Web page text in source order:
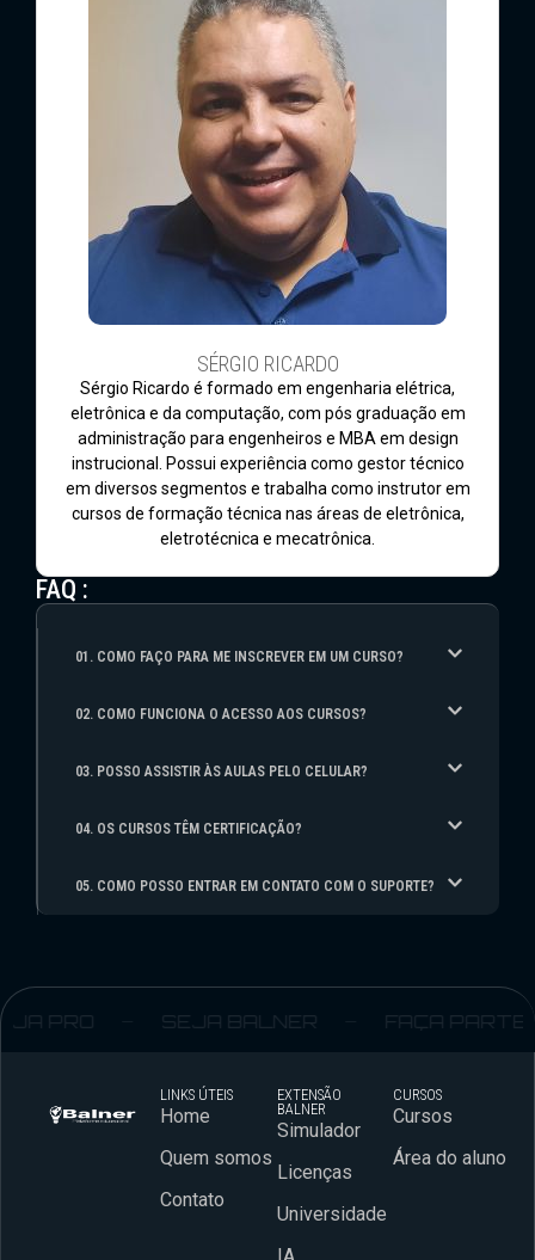
SÉRGIO RICARDO
Sérgio Ricardo é formado em engenharia elétrica,
eletrônica e da computação, com pós graduação em
administração para engenheiros e MBA em design
instrucional. Possui experiência como gestor técnico
em diversos segmentos e trabalha como instrutor em
cursos de formação técnica nas áreas de eletrônica,
eletrotécnica e mecatrônica.
FAQ :
01. COMO FAÇO PARA ME INSCREVER EM UM CURSO?
02. COMO FUNCIONA O ACESSO AOS CURSOS?
03. POSSO ASSISTIR ÀS AULAS PELO CELULAR?
04. OS CURSOS TÊM CERTIFICAÇÃO?
05. COMO POSSO ENTRAR EM CONTATO COM O SUPORTE?
PRO SEJA BALNER FAÇA PARTE
LINKS ÚTEIS
Home
Quem somos
Contato
EXTENSÃO
BALNER
Simulador
Licenças
Universidade
IA
CURSOS
Cursos
Área do aluno